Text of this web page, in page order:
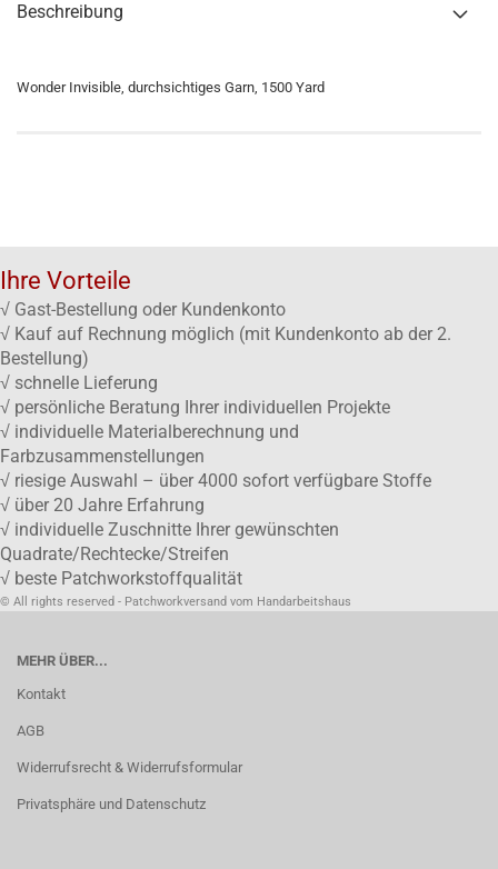
Beschreibung
Wonder Invisible, durchsichtiges Garn, 1500 Yard
Ihre Vorteile
√ Gast-Bestellung oder Kundenkonto
√ Kauf auf Rechnung möglich (mit Kundenkonto ab der 2.
Bestellung)
√ schnelle Lieferung
√ persönliche Beratung Ihrer individuellen Projekte
√ individuelle Materialberechnung und
Farbzusammenstellungen
√ riesige Auswahl – über 4000 sofort verfügbare Stoffe
√ über 20 Jahre Erfahrung
√ individuelle Zuschnitte Ihrer gewünschten
Quadrate/Rechtecke/Streifen
√ beste Patchworkstoffqualität
© All rights reserved - Patchworkversand vom Handarbeitshaus
MEHR ÜBER...
Kontakt
AGB
Widerrufsrecht & Widerrufsformular
Privatsphäre und Datenschutz